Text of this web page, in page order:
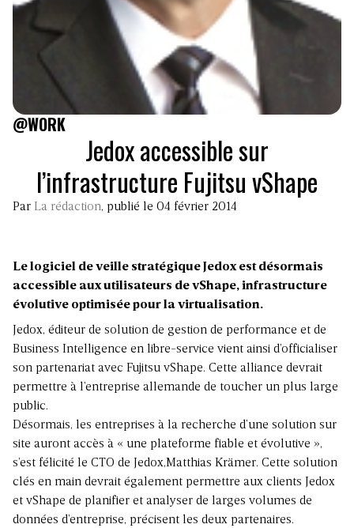
@WORK
Jedox accessible sur
l’infrastructure Fujitsu vShape
Par La rédaction, publié le 04 février 2014
Le logiciel de veille stratégique Jedox est désormais
accessible aux utilisateurs de vShape, infrastructure
évolutive optimisée pour la virtualisation.
Jedox, éditeur de solution de gestion de performance et de
Business Intelligence en libre-service vient ainsi d’officialiser
son partenariat avec Fujitsu vShape. Cette alliance devrait
permettre à l’entreprise allemande de toucher un plus large
public.
Désormais, les entreprises à la recherche d’une solution sur
site auront accès à « une plateforme fiable et évolutive »,
s’est félicité le CTO de Jedox,Matthias Krämer. Cette solution
clés en main devrait également permettre aux clients Jedox
et vShape de planifier et analyser de larges volumes de
données d’entreprise, précisent les deux partenaires.